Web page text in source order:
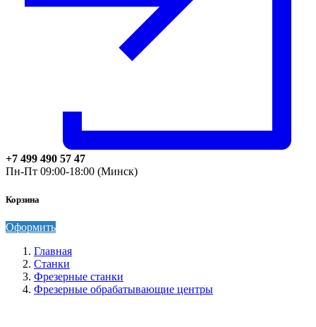
+7 499 490 57 47
Пн-Пт 09:00-18:00 (Минск)
Корзина
Оформить
Главная
Станки
Фрезерные станки
Фрезерные обрабатывающие центры